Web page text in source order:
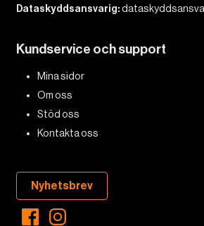
Dataskyddsansvarig:
Kundservice och support
Mina sidor
Om oss
Stöd oss
Kontakta oss
Nyhetsbrev